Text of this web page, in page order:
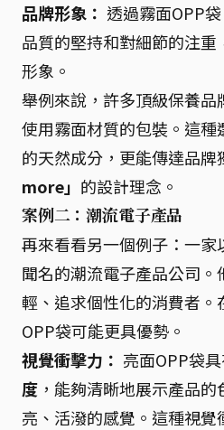
品牌形象： 透過霧面OPP
品質的堅持和對細節的注
形象。
舉例來說，許多頂級保養品
使用霧面材質的包裝。這
的天然成分，更能傳達品牌
more」 的設計理念。
案例二：潮流電子產品
再來看看另一個例子：一
聞名的潮流電子產品公司
輕、追求個性化的消費者。
OPP袋可能更具優勢。
視覺衝擊力： 亮面OPP袋
度 ，能夠清晰地展示產品
亮、活潑的感覺。這種視